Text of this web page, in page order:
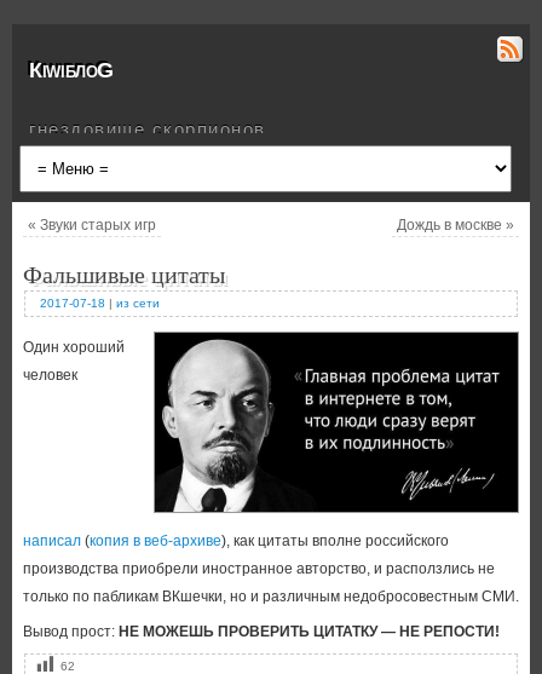
КiwiблоG
гнездовище скорпионов
« Звуки старых игр Дождь в москве»
Фальшивые цитаты
2017-07-18 | из сети
Один хороший
человек
написал(копия в веб-архиве), как цитаты вполне российского
производства приобрели иностранное авторство, и расползлись не
только по пабликам ВКшечки, но и различным недобросовестным СМИ.
Вывод прост: НЕ МОЖЕШЬ ПРОВЕРИТЬ ЦИТАТКУ — НЕ РЕПОСТИ!
62